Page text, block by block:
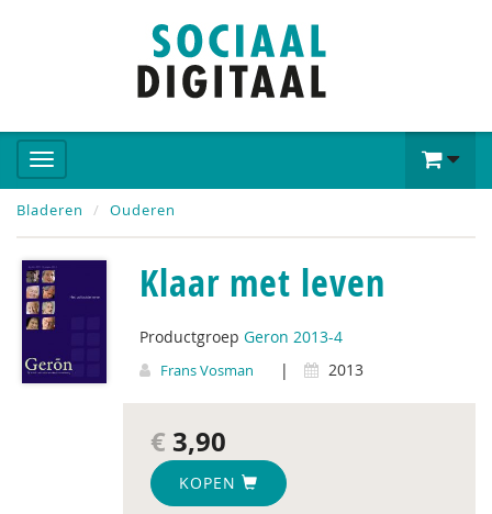
Bladeren Ouderen
Klaar met leven
Productgroep Geron 2013-4
Frans Vosman | 2013
€ 3,90
KOPEN